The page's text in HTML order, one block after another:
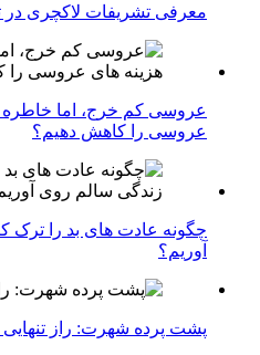
معرفی تشریفات لاکچری در
عروسی کم خرج، اما خاطره
عروسی را کاهش دهیم؟
چگونه عادت‌ های بد را ترک
آوریم؟
پشت پرده شهرت: راز تنهایی